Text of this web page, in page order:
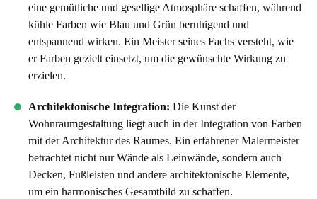
eine gemütliche und gesellige Atmosphäre schaffen, während
kühle Farben wie Blau und Grün beruhigend und
entspannend wirken. Ein Meister seines Fachs versteht, wie
er Farben gezielt einsetzt, um die gewünschte Wirkung zu
erzielen.
Architektonische Integration: Die Kunst der
Wohnraumgestaltung liegt auch in der Integration von Farben
mit der Architektur des Raumes. Ein erfahrener Malermeister
betrachtet nicht nur Wände als Leinwände, sondern auch
Decken, Fußleisten und andere architektonische Elemente,
um ein harmonisches Gesamtbild zu schaffen.